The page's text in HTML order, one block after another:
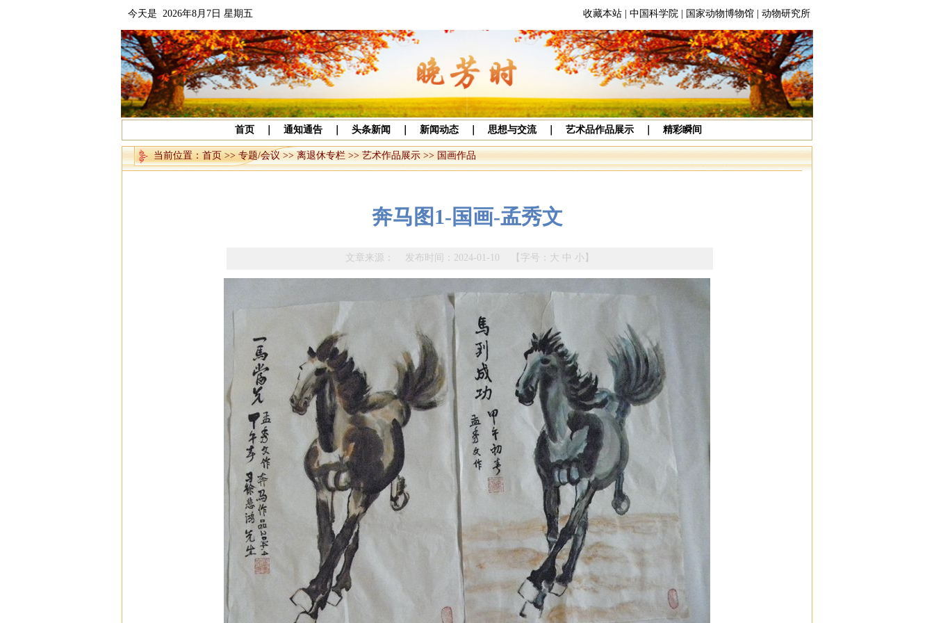
今天是 2026年8月7日 星期五 收藏本站 中国科学院 国家动物博物馆 动物研究所
首页 通知通告 头条新闻 新闻动态 思想与交流｜ 艺术品作品展示 精彩瞬间
当前位置：首页>>专题/会议 >> 离退休专栏 >> 艺术作品展示 >> 国画作品
奔马图1-国画-孟秀文
文章来源： 发布时间：2024-01-10 【字号： 大 中 小 】